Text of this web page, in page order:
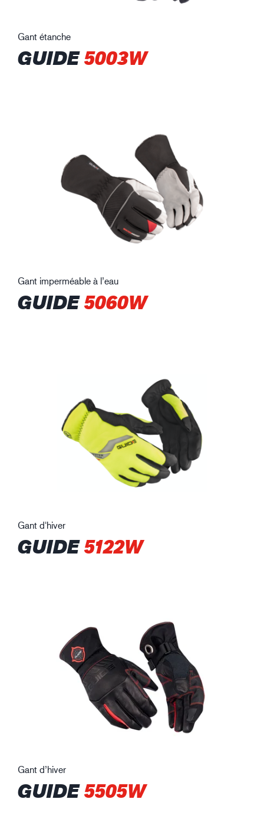
Gant étanche
GUIDE5003W
Gant imperméable à l’eau
GUIDE5060W
Gant d'hiver
GUIDE5122W
Gant d’hiver
GUIDE5505W